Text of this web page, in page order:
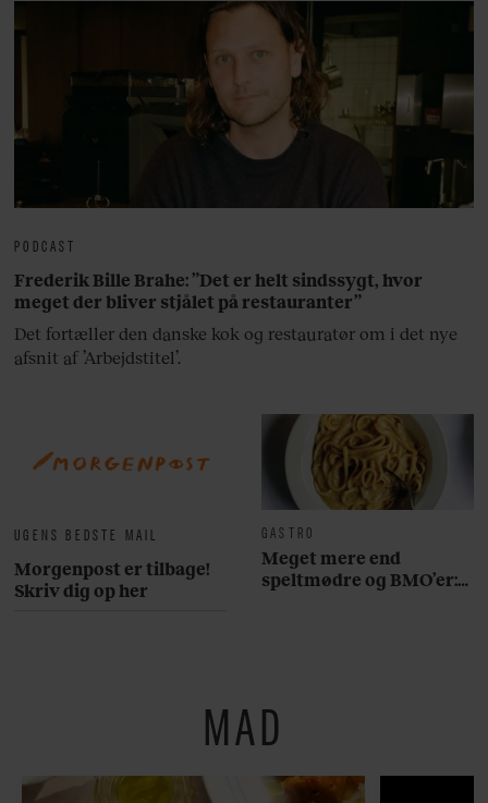
UGENS BEDSTE MAIL
Morgenpost er tilbage!
Skriv dig op her
GASTRO
Meget mere end
speltmødre og BMO’er:
PODCAST
Frederik Bille Brahe: ”Det er helt sindssygt, hvor
meget der bliver stjålet på restauranter”
Det fortæller den danske kok og restauratør om i det nye
afsnit af ’Arbejdstitel’.
MAD